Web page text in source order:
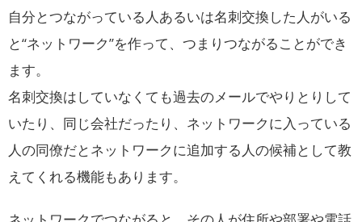
自分とつながっている人あるいは名刺交換した人がいる
と“ネットワーク”を作って、つまりつながることができ
ます。
名刺交換はしていなくても過去のメールでやりとりして
いたり、同じ会社だったり、ネットワークに入っている
人の同僚だとネットワークに追加する人の候補として教
えてくれる機能もあります。